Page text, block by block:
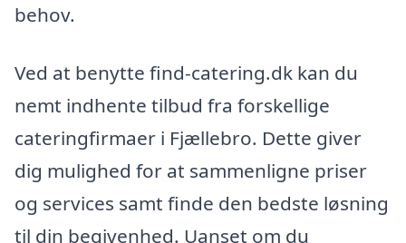
behov.
Ved at benytte find-catering.dk kan du
nemt indhente tilbud fra forskellige
cateringfirmaer i Fjællebro. Dette giver
dig mulighed for at sammenligne priser
og services samt finde den bedste løsning
til din begivenhed. Uanset om du